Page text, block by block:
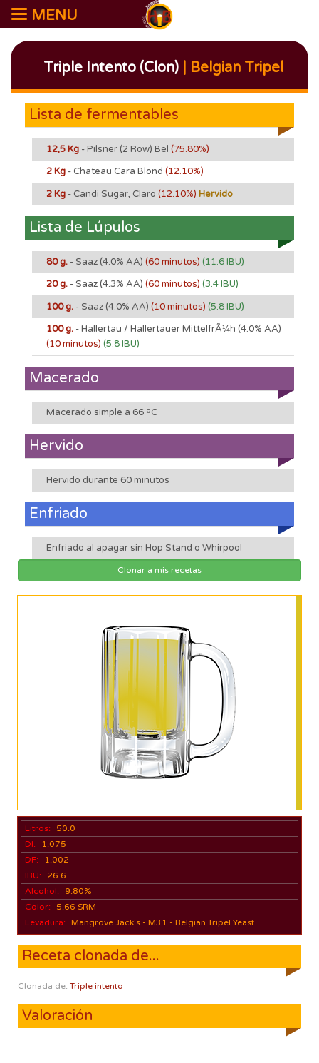
MENU
Triple Intento (Clon)| Belgian Tripel
Lista de fermentables
12,5 Kg - Pilsner (2 Row) Bel (75.80%)
2 Kg - Chateau Cara Blond (12.10%)
2 Kg - Candi Sugar, Claro (12.10%) Hervido
Lista de Lúpulos
80 g. - Saaz (4.0% AA) (60 minutos) (11.6 IBU)
20 g. - Saaz(4.3% AA) (60 minutos) (3.4 IBU)
100 g. - Saaz (4.0% AA) (10 minutos) (5.8 IBU)
100 g. - Hallertau / Hallertauer MittelfrÃ¼h (4.0% AA)
(10 minutos) (5.8 IBU)
Macerado
Macerado simple a 66 ºC
Hervido
Hervido durante 60 minutos
Enfriado
Enfriado al apagar sin Hop Stand o Whirpool
Clonar a mis recetas
Litros:
50.0
DI:
1.075
DF:
1.002
IBU:
26.6
Alcohol:
9.80%
Color:
5.66 SRM
Levadura: Mangrove Jack's - M31 - Belgian Tripel Yeast
Receta clonada de...
Clonada de: Triple intento
Valoración